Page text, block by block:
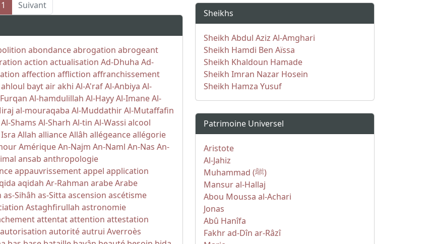
1
Suivant
abondanceabrogation abrogeant
action actualisation Ad-Dhuha Ad-
affection affliction affranchissement
ahloul baytairakhi Al-A'rafAl-Anbiya Al-
Al-hamdulillah Al-HayyAl-ImaneAl-
al-mouraqaba Al-MuddathirAl-Mutaffafin
Al-Shams Al-Sharh Al-tin Al-Wassi alcool
Allah allianceAllâh allégeanceallégorie
AmériqueAn-Najm An-Naml An-Nas An-
ansab anthropologie
appauvrissementappel application
aqidah Ar-Rahman arabeArabe
as-Sihâh as-Sitta ascension ascétisme
Astaghfirullah astronomie
attentatattention attestation
autorisation autoritéautrui Averroès
Sheikhs
Sheikh Abdul Aziz Al-Amghari
Sheikh Hamdi Ben Aïssa
Sheikh Khaldoun Hamade
Sheikh Imran Nazar Hosein
Sheikh Hamza Yusuf
Patrimoine Universel
Aristote
Al-Jahiz
Muhammad (ﷺ)
Mansur al-Hallaj
Abou Moussa al-Achari
Jonas
Abû Hanîfa
Fakhr ad-Dîn ar-Râzî